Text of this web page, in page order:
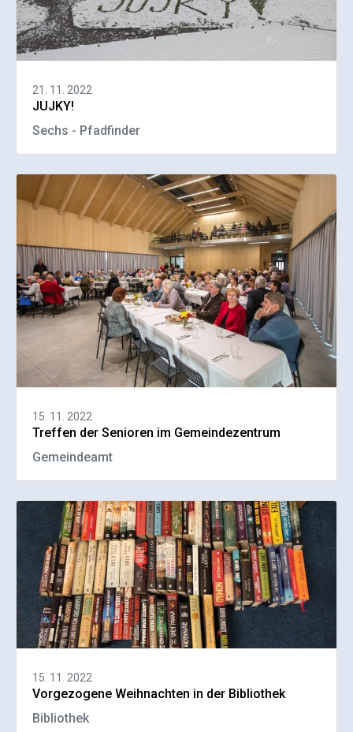
21. 11. 2022
JUJKY!
Sechs - Pfadfinder
15. 11. 2022
Treffen der Senioren im Gemeindezentrum
Gemeindeamt
15. 11. 2022
Vorgezogene Weihnachten in der Bibliothek
Bibliothek